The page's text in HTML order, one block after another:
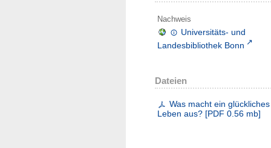
Nachweis
Universitäts- und
Landesbibliothek Bonn
Dateien
Was macht ein glückliches
Leben aus? [PDF 0.56 mb]